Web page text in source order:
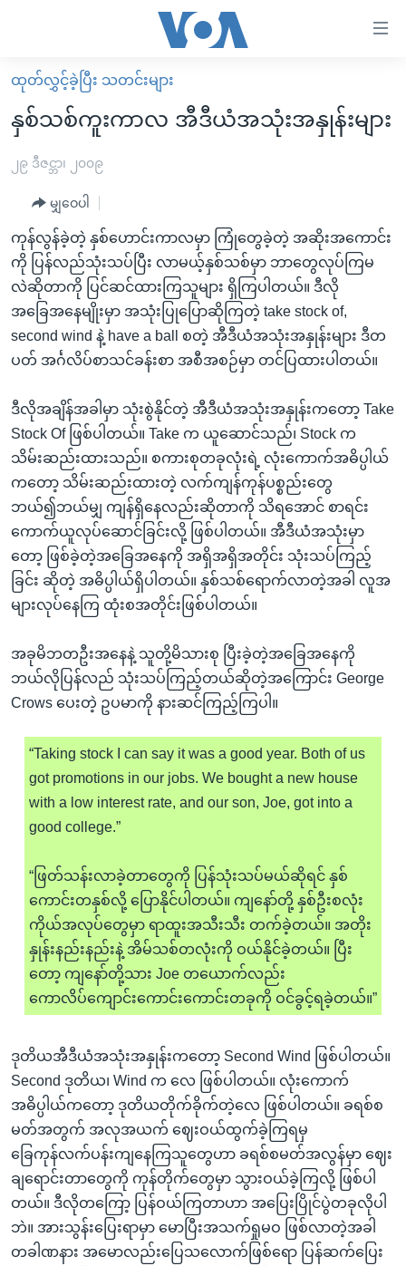
လွယ်ကူ
စေ
Link
များ
ပင်မ
အကြောင်းအရာ
သို့
ကျော်
ကြည့်
ရန်
အ
ညွန်း
စာမျက်နှာ
သို့
ကျော်
ကြည့်
ရန်
ရှာဖွေ
ရန်
သို့
ကျော်
ရန်
မူလစာမျက်နှာ
မြန်မာ
ကမ္ဘာ့သတင်းများ
နိုင်ငံတကာ
အမေရိကန်
တရုတ်
အစ္စရေး-ပါလက်စတိုင်း
သတင်းလွတ်လပ်ခွင့်
ရပ်ဝန်းတခု လမ်းတခု အလွန်
အင်္ဂလိပ်စာလေ့လာမယ်
အမေရိကန်သုံးအီဒီယံ
မကြေးမုံရဲ့ အင်္ဂလိပ်စာ
သုတပဒေသာ အင်္ဂလိပ်စာ
အပတ်စဉ်ကဏ္ဍများ
ရေဒီယို
ရေဒီယိုနှင့်ရုပ်သံ အချက်အလက်များ
Learning English
ဗွီအိုအေ လူမှုကွန်ယက်များ
ဘာသာစကားများ
ထုတ်လွှင့်ခဲ့ပြီး သတင်းများ
နှစ်သစ်ကူးကာလ အီဒီယံအသုံးအနှုန်းများ
၂၉ ဒီဇင္ဘာ၊ ၂၀၀၉
မျှဝေပါ
ကုန်လွန်ခဲ့တဲ့ နှစ်ဟောင်းကာလမှာ ကြုံတွေခဲ့တဲ့ အဆိုးအကောင်း
ကို ပြန်လည်သုံးသပ်ပြီး လာမယ့်နှစ်သစ်မှာ ဘာတွေလုပ်ကြမ
လဲဆိုတာကို ပြင်ဆင်ထားကြသူများ ရှိကြပါတယ်။ ဒီလို
အခြေအနေမျိုးမှာ အသုံးပြုပြောဆိုကြတဲ့ take stock of,
second wind နဲ့ have a ball စတဲ့ အီဒီယံအသုံးအနှုန်းများ ဒီတ
ပတ် အင်္ဂလိပ်စာသင်ခန်းစာ အစီအစဉ်မှာ တင်ပြထားပါတယ်။
ဒီလိုအချိန်အခါမှာ သုံးစွဲနိုင်တဲ့ အီဒီယံအသုံးအနှုန်းကတော့ Take
Stock Of ဖြစ်ပါတယ်။ Take က ယူဆောင်သည်၊ Stock က
သိမ်းဆည်းထားသည်။ စကားစုတခုလုံးရဲ့ လုံးကောက်အဓိပ္ပါယ်
ကတော့ သိမ်းဆည်းထားတဲ့ လက်ကျန်ကုန်ပစ္စည်းတွေ
ဘယ်၍ဘယ်မျှ ကျန်ရှိနေလည်းဆိုတာကို သိရအောင် စာရင်း
ကောက်ယူလုပ်ဆောင်ခြင်းလို့ ဖြစ်ပါတယ်။ အီဒီယံအသုံးမှာ
တော့ ဖြစ်ခဲ့တဲ့အခြေအနေကို အရှိအရှိအတိုင်း သုံးသပ်ကြည့်
ခြင်း ဆိုတဲ့ အဓိပ္ပါယ်ရှိပါတယ်။ နှစ်သစ်ရောက်လာတဲ့အခါ လူအ
များလုပ်နေကြ ထုံးစအတိုင်းဖြစ်ပါတယ်။
အခုမိဘတဦးအနေနဲ့ သူတို့မိသားစု ပြီးခဲ့တဲ့အခြေအနေကို
ဘယ်လိုပြန်လည် သုံးသပ်ကြည့်တယ်ဆိုတဲ့အကြောင်း George
Crows ပေးတဲ့ ဥပမာကို နားဆင်ကြည့်ကြပါ။
“Taking stock I can say it was a good year. Both of us
got promotions in our jobs. We bought a new house
with a low interest rate, and our son, Joe, got into a
good college.”
“ဖြတ်သန်းလာခဲ့တာတွေကို ပြန်သုံးသပ်မယ်ဆိုရင် နှစ်
ကောင်းတနှစ်လို့ ပြောနိုင်ပါတယ်။ ကျနော်တို့ နှစ်ဦးစလုံး
ကိုယ်အလုပ်တွေမှာ ရာထူးအသီးသီး တက်ခဲ့တယ်။ အတိုး
နှုန်းနည်းနည်းနဲ့ အိမ်သစ်တလုံးကို ဝယ်နိုင်ခဲ့တယ်။ ပြီး
တော့ ကျနော်တို့သား Joe တယောက်လည်း
ကောလိပ်ကျောင်းကောင်းကောင်းတခုကို ဝင်ခွင့်ရခဲ့တယ်။”
ဒုတိယအီဒီယံအသုံးအနှုန်းကတော့ Second Wind ဖြစ်ပါတယ်။
Second ဒုတိယ၊ Wind က လေ ဖြစ်ပါတယ်။ လုံးကောက်
အဓိပ္ပါယ်ကတော့ ဒုတိယတိုက်ခိုက်တဲ့လေ ဖြစ်ပါတယ်။ ခရစ်စ
မတ်အတွက် အလုအယက် ဈေးဝယ်ထွက်ခဲ့ကြရမှ
ခြေကုန်လက်ပန်းကျနေကြသူတွေဟာ ခရစ်စမတ်အလွန်မှာ ဈေး
ချရောင်းတာတွေကို ကုန်တိုက်တွေမှာ သွားဝယ်ခဲ့ကြလို့ ဖြစ်ပါ
တယ်။ ဒီလိုတကြော့ ပြန်ဝယ်ကြတာဟာ အပြေးပြိုင်ပွဲတခုလိုပါ
ဘဲ။ အားသွန်းပြေးရာမှာ မောပြီးအသက်ရှုမဝ ဖြစ်လာတဲ့အခါ
တခါဏနား အမောလည်းပြေသလောက်ဖြစ်ရော ပြန်ဆက်ပြေး